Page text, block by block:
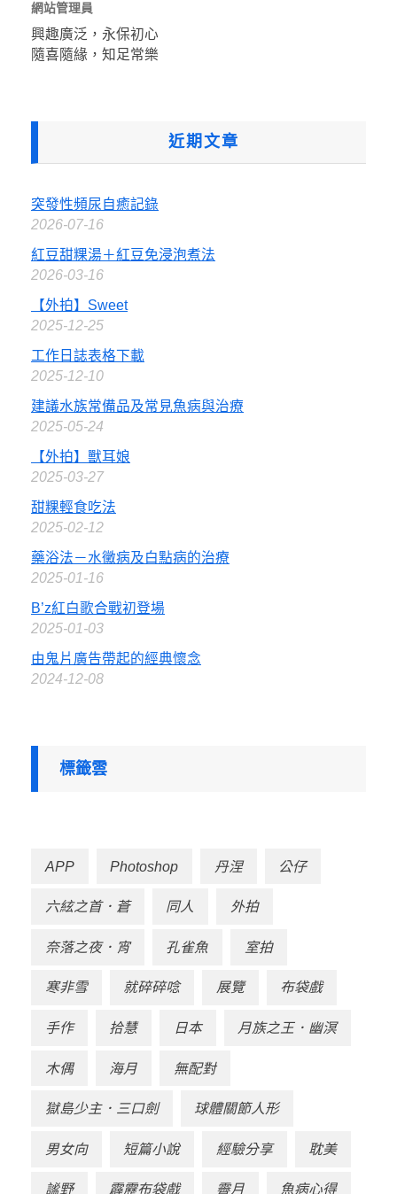
網站管理員
興趣廣泛，永保初心
隨喜隨緣，知足常樂
近期文章
突發性頻尿自癒記錄
2026-07-16
紅豆甜粿湯＋紅豆免浸泡煮法
2026-03-16
【外拍】Sweet
2025-12-25
工作日誌表格下載
2025-12-10
建議水族常備品及常見魚病與治療
2025-05-24
【外拍】獸耳娘
2025-03-27
甜粿輕食吃法
2025-02-12
藥浴法－水黴病及白點病的治療
2025-01-16
B’z紅白歌合戰初登場
2025-01-03
由鬼片廣告帶起的經典懷念
2024-12-08
標籤雲
APP Photoshop 丹涅 公仔
六絃之首．蒼 同人 外拍
奈落之夜．宵 孔雀魚 室拍
寒非雪 就碎碎唸 展覽 布袋戲
手作 拾慧 日本 月族之王．幽溟
木偶 海月 無配對
獄島少主．三口劍 球體關節人形
男女向 短篇小說 經驗分享 耽美
謐野 霹靂布袋戲 霽月 魚病心得